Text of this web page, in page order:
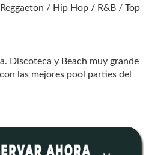
/ Hip Hop / R&B / Top
Discoteca y Beach muy grande
las mejores pool parties del